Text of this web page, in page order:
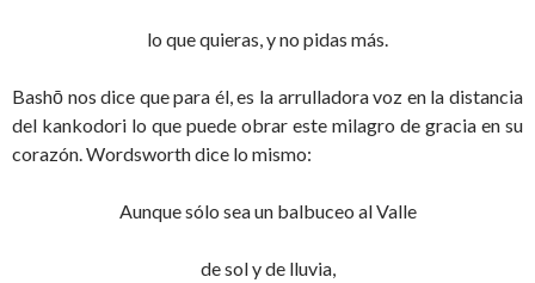
lo que quieras, y no pidas más.
Bashō nos dice que para él, es la arrulladora voz en la distancia
del kankodori lo que puede obrar este milagro de gracia en su
corazón. Wordsworth dice lo mismo:
Aunque sólo sea un balbuceo al Valle
de sol y de lluvia,